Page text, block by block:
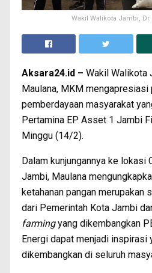
Wakil Walikota Jambi,
Aksara24.id – Wakil Walikota
Maulana, MKM mengapresiasi
pemberdayaan masyarakat
Pertamina EP Asset 1 Jambi
Minggu (14/2).
Dalam kunjungannya ke lokasi
Jambi, Maulana
ketahanan pangan merupakan
dari Pemerintah Kota Jambi
farmingyang dikembangkan
Energi dapat menjadi inspirasi
dikembangkan di seluruh